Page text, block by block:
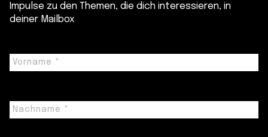
Impulse zu den Themen, die dich interessieren, in
deiner Mailbox